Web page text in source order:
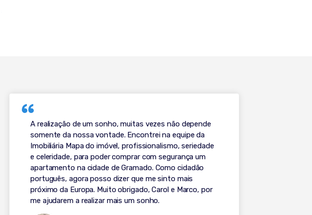
A realização de um sonho, muitas vezes não depende
somente da nossa vontade. Encontrei na equipe da
Imobiliária Mapa do imóvel, profissionalismo, seriedade
e celeridade, para poder comprar com segurança um
apartamento na cidade de Gramado. Como cidadão
português, agora posso dizer que me sinto mais
próximo da Europa. Muito obrigado, Carol e Marco, por
me ajudarem a realizar mais um sonho.